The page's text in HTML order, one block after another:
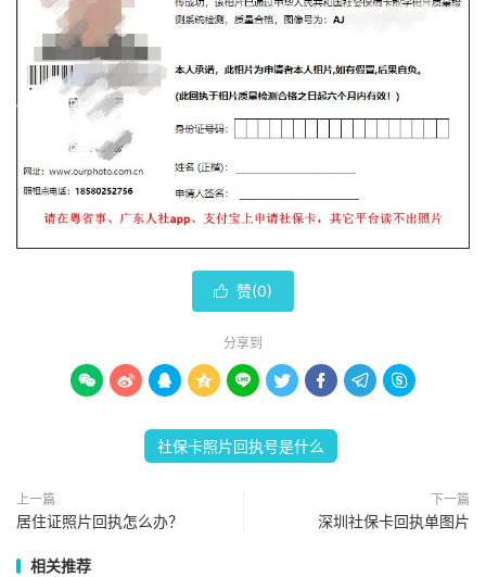
 赞(0)
分享到
        
社保卡照片回执号是什么
上一篇
居住证照片回执怎么办？
下一篇
深圳社保卡回执单图片
相关推荐